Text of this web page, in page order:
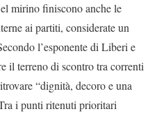
mirino finiscono anche le
ai partiti, considerate un
l’esponente di Liberi e
il terreno di scontro tra correnti
“dignità, decoro e una
i punti ritenuti prioritari